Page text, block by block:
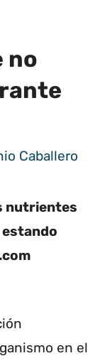
no
Caballero
nutrientes
en el